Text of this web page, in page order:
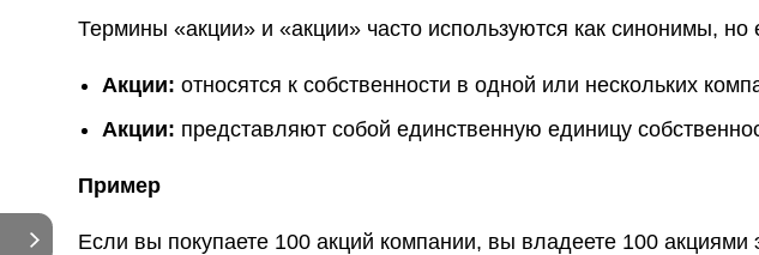
Термины «акции» и «акции» часто используются как синонимы, но
Акции: относятся к собственности в одной или нескольких
Акции: представляют собой единственную единицу
Пример
Если вы покупаете 100 акций компании, вы владеете 100 акциями